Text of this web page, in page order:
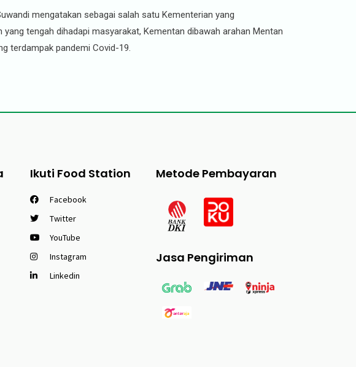
mengatakan sebagai salah satu Kementerian yang
tengah dihadapi masyarakat, Kementan dibawah arahan Mentan
terdampak pandemi Covid-19.
Ikuti Food Station
Facebook
Twitter
YouTube
Instagram
Linkedin
Metode Pembayaran
Jasa Pengiriman